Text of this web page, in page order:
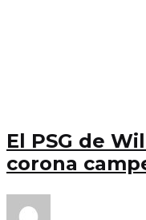
El PSG de
corona